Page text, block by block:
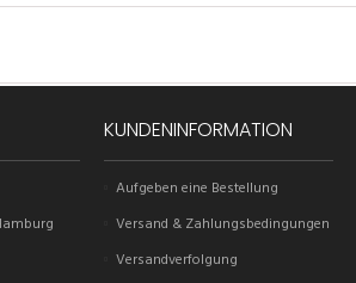
KUNDENINFORMATION
Aufgeben eine Bestellung
Versand & Zahlungsbedingungen
Versandverfolgung